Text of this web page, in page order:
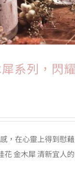
系列，閃
在心靈上得到慰
金木犀 清新宜人